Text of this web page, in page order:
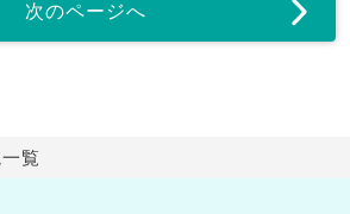
次のページへ
覧